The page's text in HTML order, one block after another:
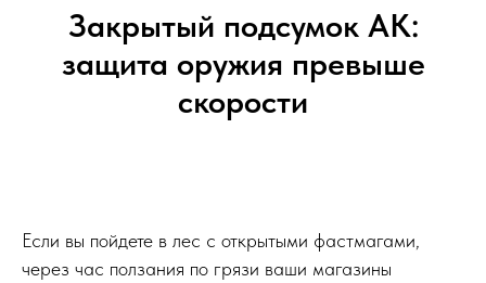
Закрытый подсумок АК:
защита оружия превыше
скорости
Если вы пойдете в лес с открытыми фастмагами,
через час ползания по грязи ваши магазины